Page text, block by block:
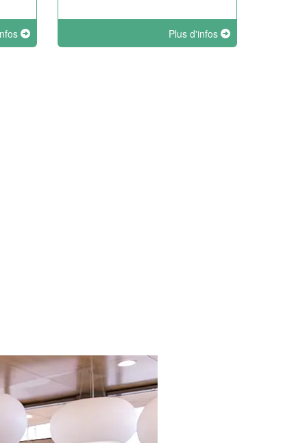
Plus d'infos